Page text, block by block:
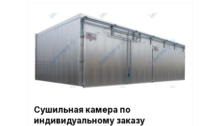
Сушильная камера по
индивидуальному заказу